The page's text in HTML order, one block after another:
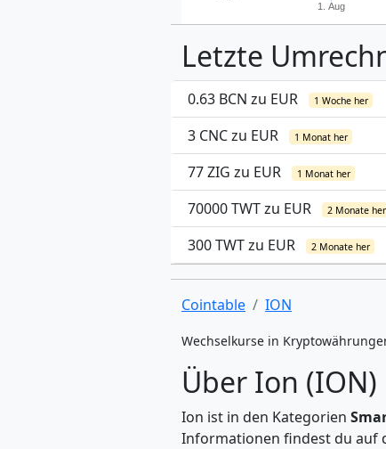
1. Aug
Letzte
0.63 BCN zu EUR 1 Woche her
3 CNC zu EUR 1 Monat her
77 ZIG zu EUR 1 Monat her
70000 TWT zu EUR 2 Monate her
300 TWT zu EUR 2 Monate her
Cointable ION
Wechselkurse in
Über Ion (ION)
Ion ist in den Kategorien
Informationen findest du auf